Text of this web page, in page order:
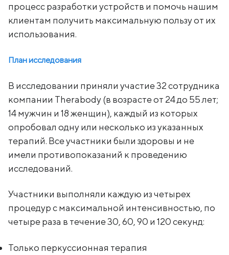
процесс разработки устройств и помочь нашим
клиентам получить максимальную пользу от их
использования.
План исследования
В исследовании приняли участие 32 сотрудника
компании Therabody (в возрасте от 24 до 55 лет;
14 мужчин и 18 женщин), каждый из которых
опробовал одну или несколько из указанных
терапий. Все участники были здоровы и не
имели противопоказаний к проведению
исследований.
Участники выполняли каждую из четырех
процедур с максимальной интенсивностью, по
четыре раза в течение 30, 60, 90 и 120 секунд:
Только перкуссионная терапия